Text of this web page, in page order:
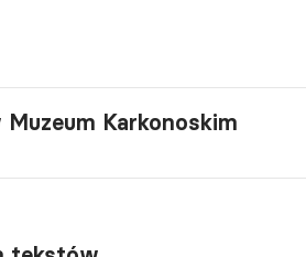
Karkonoskim